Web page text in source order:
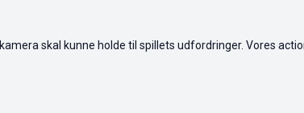
skal kunne holde til spillets udfordringer. Vores